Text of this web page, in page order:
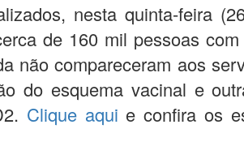
nesta quinta-feira
de 160 mil pessoas
não compareceram aos
do esquema vacinal e
Clique aqui e confira os